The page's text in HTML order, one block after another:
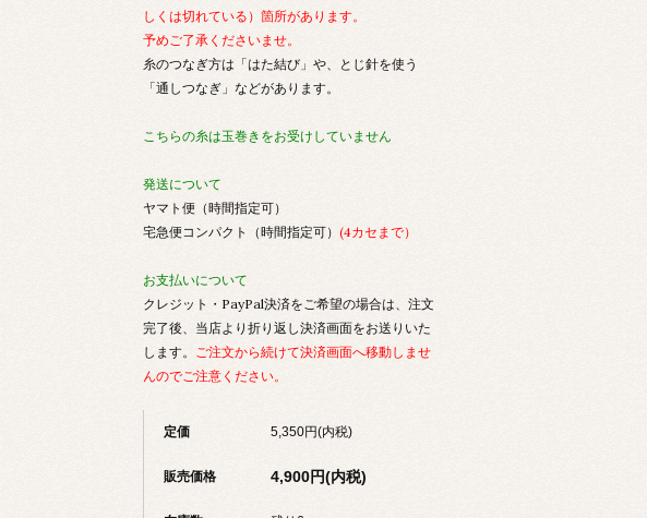
しくは切れている）箇所があります。
予めご了承くださいませ。
糸のつなぎ方は「はた結び」や、とじ針を使う
「通しつなぎ」などがあります。
こちらの糸は玉巻きをお受けしていません
発送について
ヤマト便（時間指定可）
宅急便コンパクト（時間指定可） (4カセまで）
お支払いについて
クレジット・PayPal決済をご希望の場合は、注文
完了後、当店より折り返し決済画面をお送りいた
します。 ご注文から続けて決済画面へ移動しませ
んのでご注意ください。
定価 5,350円(内税)
販売価格 4,900円(内税)